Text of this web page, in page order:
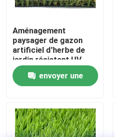
Contrôle de qualité
Nous contacter
Nouvelles
Demander un devis
Aménagement
paysager de gazon
artificiel d'herbe de
jardin résistant UV
extérieur de Sythetic
envoyer une